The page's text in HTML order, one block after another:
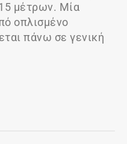
μέτρων. Μία
οπλισμένο
πάνω σε γενική